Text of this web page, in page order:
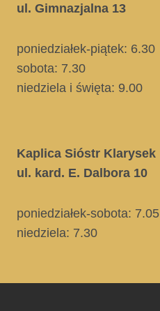
ul. Gimnazjalna 13
poniedziałek-piątek: 6.30
sobota: 7.30
niedziela i święta: 9.00
Kaplica Sióstr Klarysek
ul. kard. E. Dalbora 10
poniedziałek-sobota: 7.05
niedziela: 7.30